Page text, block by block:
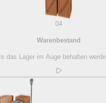
04
Warenbestand
Lager im Auge behalten